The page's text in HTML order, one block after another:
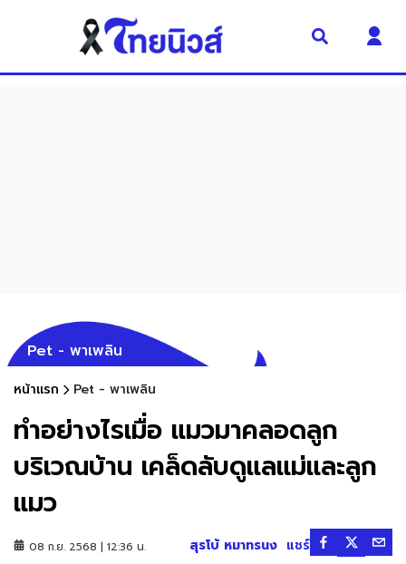
Pet - พาเพลิน
หน้าแรก Pet - พาเพลิน
ทำอย่างไรเมื่อ แมวมาคลอดลูก
บริเวณบ้าน เคล็ดลับดูแลแม่และลูก
แมว
08 ก.ย. 2568 | 12:36 น. สุรโบ้ หมาทรนง แชร์